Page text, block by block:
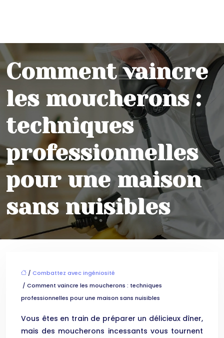
Comment vaincre
les moucherons :
techniques
professionnelles
pour une maison
sans nuisibles
/ Combattez avec ingéniosité
/ Comment vaincre les moucherons : techniques
professionnelles pour une maison sans nuisibles
Vous êtes en train de préparer un délicieux dîner,
mais des moucherons incessants vous tournent